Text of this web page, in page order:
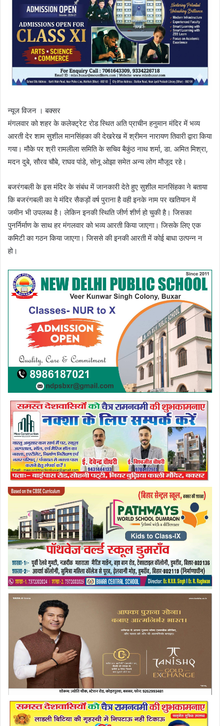
न्यूज विजन । बक्सर
मंगलवार को शहर के कलेक्ट्रेट रोड स्थित अति प्राचीन हनुमान मंदिर में भव्य
आरती देर शाम सुशील मानसिंहका की देखरेख में श्रीमन नारायण तिवारी द्वारा किया
गया। मौके पर श्री रामलीला समिति के सचिव बैकुंठ नाथ शर्मा, डा. अमित मिश्रा,
मदन दुबे, सौरव चौबे, राघव पांडे, सोनू ओझा समेत अन्य लोग मौजूद रहे।
बजरंगबली के इस मंदिर के संबंध में जानकारी देते हुए सुशील मानसिंहका ने बताया
कि बजरंगबली का ये मंदिर सैकड़ों वर्ष पुराना है वही इनके नाम पर खतियान में
जमीन भी उपलब्ध है। लेकिन इनकी स्थिति जीर्ण शीर्ण हो चुकी है। जिसका
पुनर्निर्माण के साथ हर मंगलवार को भव्य आरती किया जाएगा। जिसके लिए एक
कमिटी का गठन किया जाएगा। जिससे की इनकी आरती में कोई बाधा उत्पन्न न
हो।